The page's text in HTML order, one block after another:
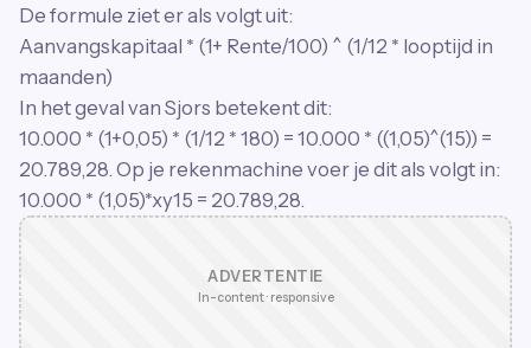
De formule ziet er als volgt uit:
Aanvangskapitaal * (1+ Rente/100) ^ (1/12 * looptijd in
maanden)
In het geval van Sjors betekent dit:
10.000 * (1+0,05) * (1/12 * 180) = 10.000 * ((1,05)^(15)) =
20.789,28. Op je rekenmachine voer je dit als volgt in:
10.000 * (1,05)*xy15 = 20.789,28.
ADVERTENTIE
In-content · responsive